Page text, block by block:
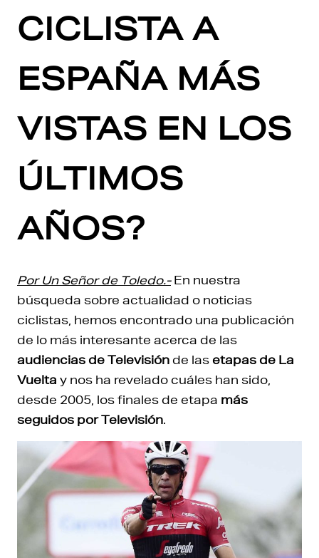
CICLISTA A
ESPAÑA MÁS
VISTAS EN LOS
ÚLTIMOS
AÑOS?
Por Un Señor de Toledo.-En nuestra
búsqueda sobre actualidad o noticias
ciclistas, hemos encontrado una publicación
de lo más interesante acerca de las
audiencias de Televisiónde lasetapas de La
Vuelta y nos ha revelado cuáles han sido,
desde 2005, los finales de etapa más
seguidos por Televisión.